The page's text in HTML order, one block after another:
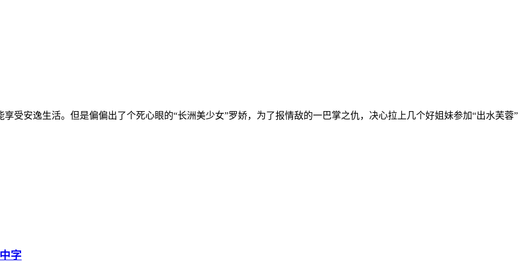
受安逸生活。但是偏偏出了个死心眼的“长洲美少女”罗娇，为了报情敌的一巴掌之仇，决心拉上几个好姐妹参加“出水芙蓉”
字